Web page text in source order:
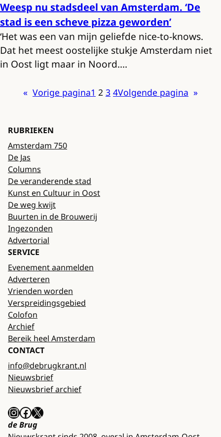
Weesp nu stadsdeel van Amsterdam. ‘De
stad is een scheve pizza geworden’
‘Het was een van mijn geliefde nice-to-knows.
Dat het meest oostelijke stukje Amsterdam niet
in Oost ligt maar in Noord.…
« Vorige pagina1 2 3 4Volgende pagina »
RUBRIEKEN
Amsterdam 750
De Jas
Columns
De veranderende stad
Kunst en Cultuur in Oost
De weg kwijt
Buurten in de Brouwerij
Ingezonden
Advertorial
SERVICE
Evenement aanmelden
Adverteren
Vrienden worden
Verspreidingsgebied
Colofon
Archief
Bereik heel Amsterdam
CONTACT
info@debrugkrant.nl
Nieuwsbrief
Nieuwsbrief archief
InstagramFacebook X
de Brug